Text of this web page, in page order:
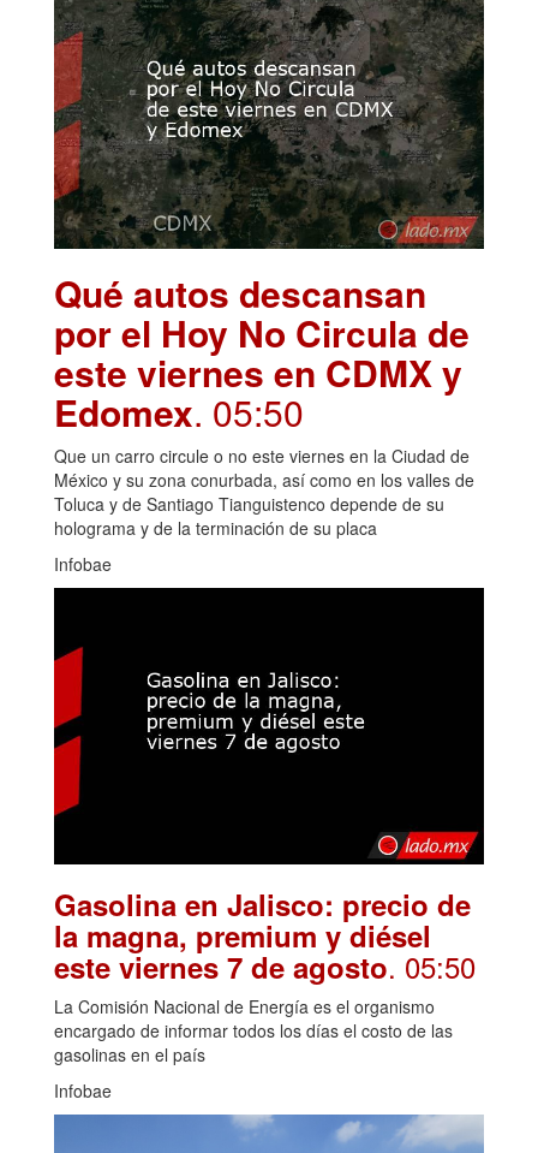
Qué autos descansan
por el Hoy No Circula de
este viernes en CDMX y
Edomex. 05:50
Que un carro circule o no este viernes en la Ciudad de
México y su zona conurbada, así como en los valles de
Toluca y de Santiago Tianguistenco depende de su
holograma y de la terminación de su placa
Infobae
Gasolina en Jalisco: precio de
la magna, premium y diésel
este viernes 7 de agosto. 05:50
La Comisión Nacional de Energía es el organismo
encargado de informar todos los días el costo de las
gasolinas en el país
Infobae